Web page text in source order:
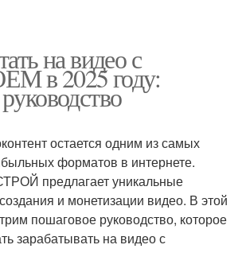
на видео с
в 2025 году:
остается одним из самых
форматов в интернете.
предлагает уникальные
и монетизации видео. В этой
пошаговое руководство, которое
зарабатывать на видео с